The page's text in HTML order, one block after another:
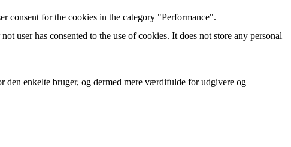
consent for the cookies in the category "Performance".
user has consented to the use of cookies. It does not store any personal
den enkelte bruger, og dermed mere værdifulde for udgivere og